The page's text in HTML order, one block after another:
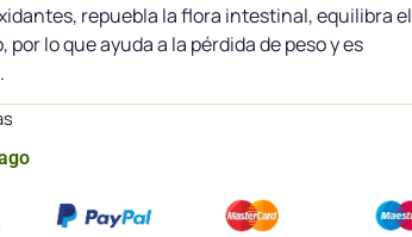
repuebla la flora intestinal, equilibra el
por lo que ayuda a la pérdida de peso y es